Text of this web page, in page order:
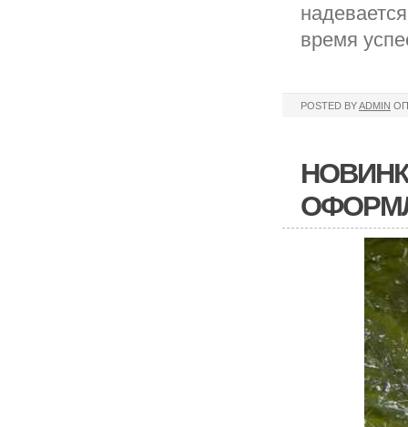
время
POSTED BYADMIN